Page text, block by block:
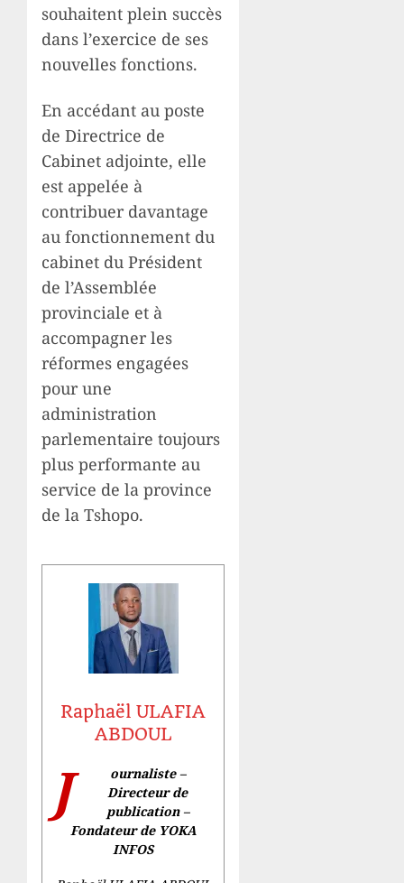
souhaitent plein succès
dans l’exercice de ses
nouvelles fonctions.
En accédant au poste
de Directrice de
Cabinet adjointe, elle
est appelée à
contribuer davantage
au fonctionnement du
cabinet du Président
de l’Assemblée
provinciale et à
accompagner les
réformes engagées
pour une
administration
parlementaire toujours
plus performante au
service de la province
de la Tshopo.
Raphaël ULAFIA
ABDOUL
J
ournaliste –
Directeur de
publication –
Fondateur de YOKA
INFOS